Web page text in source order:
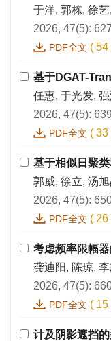
于洋, 郭栋, 徐
2026, 47(5):
PDF全文 ( 54
基于DGAT-
任惠, 于光发,
2026, 47(5):
PDF全文 ( 33
基于相似日聚
郭威, 徐立, 汤
2026, 47(5):
PDF全文 ( 26
考虑频率限幅
龚迪阳, 陈琼,
2026, 47(5):
PDF全文 ( 15
计及阴影遮挡